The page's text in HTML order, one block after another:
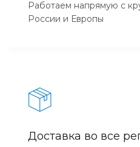
Работаем напрямую с
России и Европы
Доставка во все